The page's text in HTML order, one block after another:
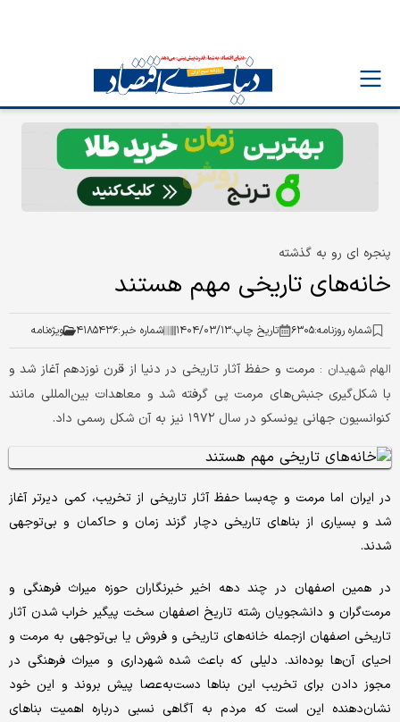
پنجره ای رو به گذشته
خانه‌های تاریخی مهم هستند
شماره روزنامه:۶۳۰۵ تاریخ چاپ:۱۴۰۴/۰۳/۱۳ شماره خبر:۴۱۸۵۴۳۶ ویژه‌نامه
الهام شهیدان : مرمت و حفظ آثار تاریخی در دنیا از قرن نوزدهم آغاز شد و
با شکل‌گیری جنبش‌های مرمت پی گرفته شد و معاهدات بین‌المللی مانند
کنوانسیون جهانی یونسکو در سال ۱۹۷۲ نیز به آن شکل رسمی داد.
در ایران اما مرمت و چه‌بسا حفظ آثار تاریخی از تخریب، کمی دیرتر آغاز
شد و بسیاری از بناهای تاریخی دچار گزند زمان و حاکمان و بی‌توجهی
شدند.
در همین اصفهان در چند دهه اخیر خبرنگاران حوزه میراث فرهنگی و
مرمت‌گران و دانشجویان رشته تاریخ اصفهان سخت پیگیر خراب شدن آثار
تاریخی اصفهان ازجمله خانه‌های تاریخی و فروش یا بی‌توجهی به مرمت و
احیای آن‌ها بوده‌اند. دلیلی که باعث شده شهرداری و میراث فرهنگی در
مجوز دادن برای تخریب این بناها دست‌به‌عصا پیش بروند و این خود
نشان‌دهنده این است که مردم به آگاهی نسبی درباره اهمیت بناهای